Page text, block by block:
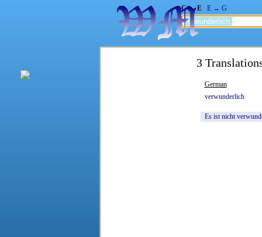
G → E E → G
3
German
verwunderlich
Es ist nicht